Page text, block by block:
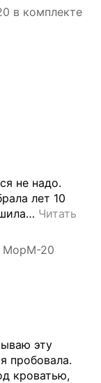
в комплекте
не надо.
лет 10
… Читать
20
эту
пробовала.
кроватью,